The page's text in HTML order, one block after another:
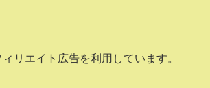
リエイト広告を利用しています。